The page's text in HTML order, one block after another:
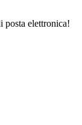
posta elettronica!